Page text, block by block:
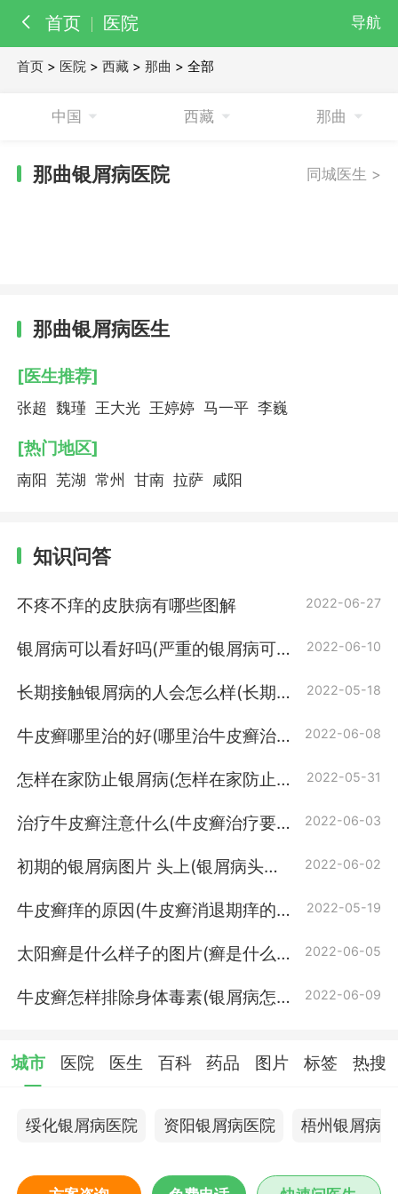
首页 医院 导航
知识
首页 > 医院 >西藏 >那曲 > 全部
中国 西藏 那曲
那曲银屑病医院 同城医生 >
那曲银屑病医生
[医生推荐]
张超 魏瑾 王大光 王婷婷 马一平 李巍
[热门地区]
南阳 芜湖 常州 甘南 拉萨 咸阳
知识问答
不疼不痒的皮肤病有哪些图解 2022-06-27
银屑病可以看好吗(严重的银屑病可以
2022-06-10
长期接触银屑病的人会怎么样(长期接
2022-05-18
牛皮癣哪里治的好(哪里治牛皮癣治的
2022-06-08
怎样在家防止银屑病(怎样在家防止牛
2022-05-31
治疗牛皮癣注意什么(牛皮癣治疗要注
2022-06-03
初期的银屑病图片 头上(银屑病头上
2022-06-02
牛皮癣痒的原因(牛皮癣消退期痒的原
2022-05-19
太阳癣是什么样子的图片(癣是什么样
2022-06-05
牛皮癣怎样排除身体毒素(银屑病怎样
2022-06-09
城市 医院 医生 百科 药品 图片 标签 热搜
绥化银屑病医院 资阳银屑病医院 梧州银屑病